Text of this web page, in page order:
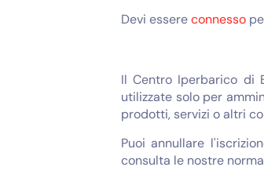
Devi essereconnesso
Il Centro Iperbarico di
utilizzate solo per
prodotti, servizi o altri
Puoi annullare
consulta le nostre